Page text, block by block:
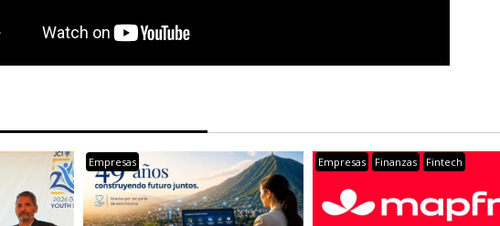
Empresas Empresas Finanzas Fintech